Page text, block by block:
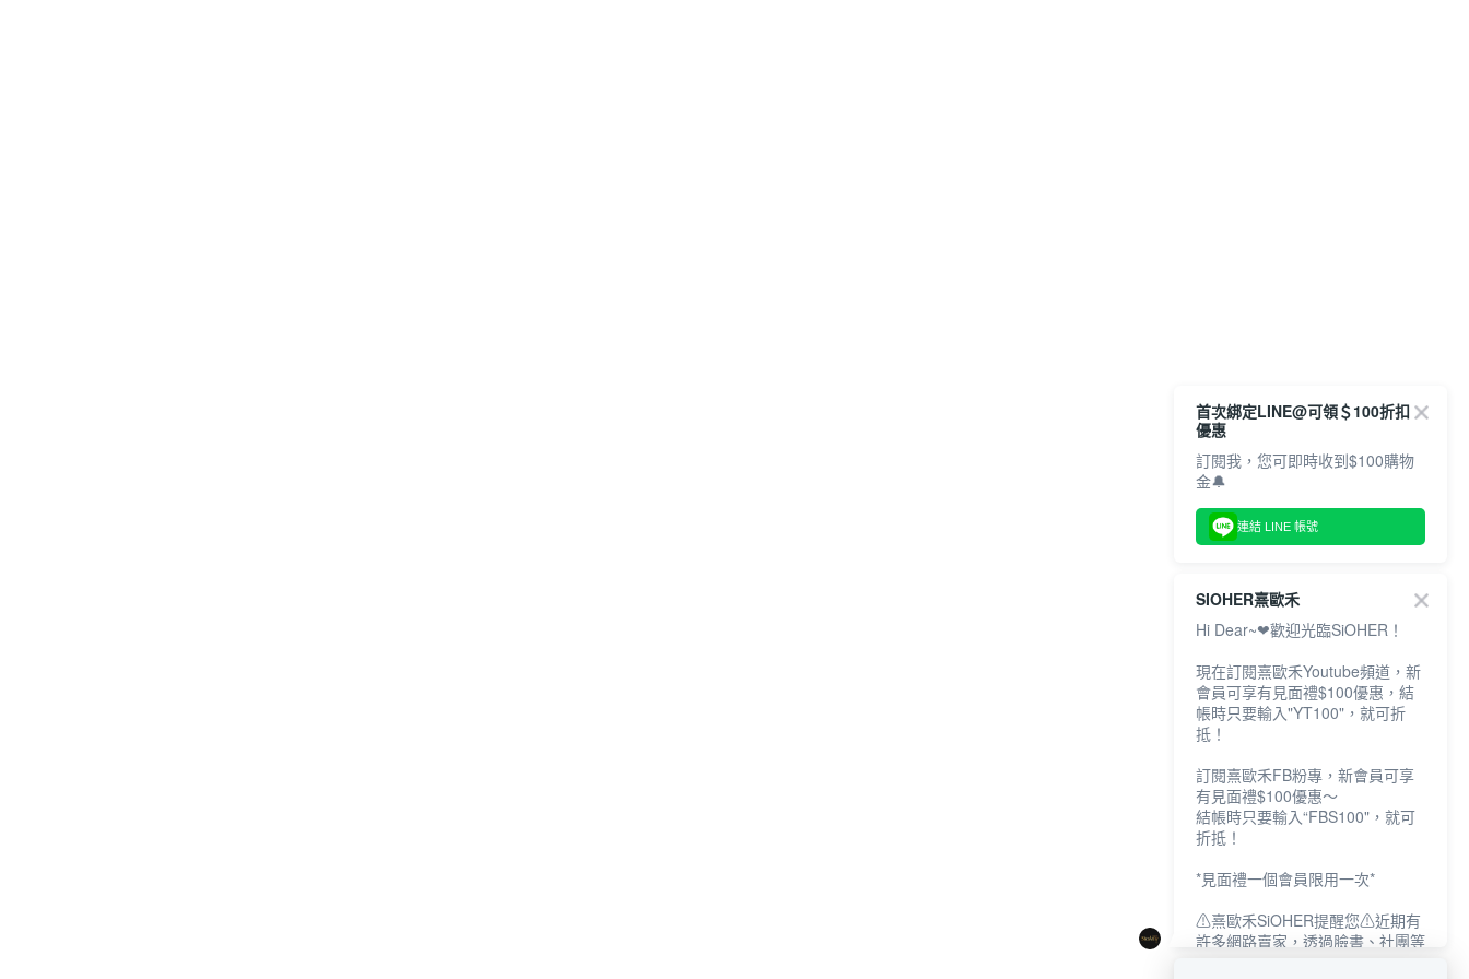
首次綁定LINE@可領＄100折扣
優惠
訂閱我，您可即時收到$100購物
金🔔
連結 LINE 帳號
SIOHER熹歐禾
Hi Dear~❤歡迎光臨SiOHER！
現在訂閱熹歐禾Youtube頻道，新
會員可享有見面禮$100優惠，結
帳時只要輸入"YT100"，就可折
抵！
訂閱熹歐禾FB粉專，新會員可享
有見面禮$100優惠～
結帳時只要輸入“FBS100"，就可
折抵！
*見面禮一個會員限用一次*
⚠熹歐禾SiOHER提醒您⚠近期有
許多網路賣家，透過臉書、社團等